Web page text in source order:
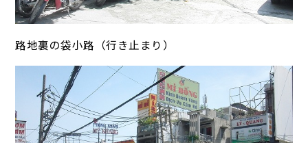
路地裏の袋小路（行き止まり）